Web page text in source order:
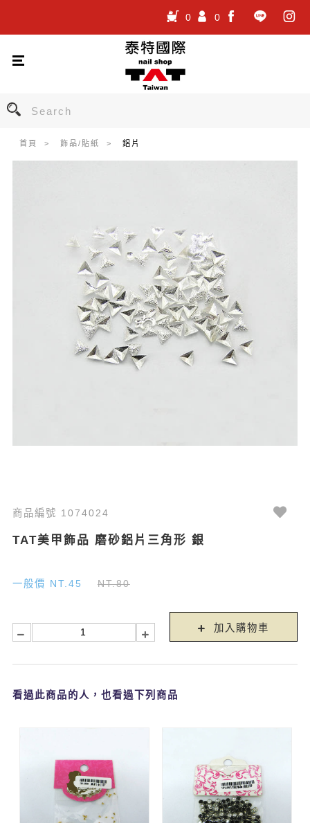
0
0
首頁 飾品/貼紙 鋁片
商品編號 1074024
TAT美甲飾品 磨砂鋁片三角形 銀
一般價 NT.45 NT.80
加入購物車
看過此商品的人，也看過下列商品